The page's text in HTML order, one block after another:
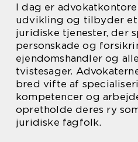
I dag er
udvikling og tilbyder
juridiske tjenester, der
personskade og
ejendomshandler og
tvistesager.
bred vifte af
kompetencer og
opretholde deres ry
juridiske fagfolk.